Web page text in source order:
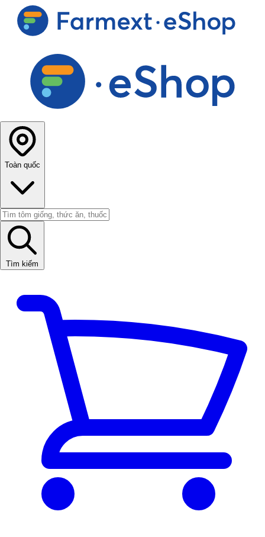
Toàn quốc
Tìm kiếm